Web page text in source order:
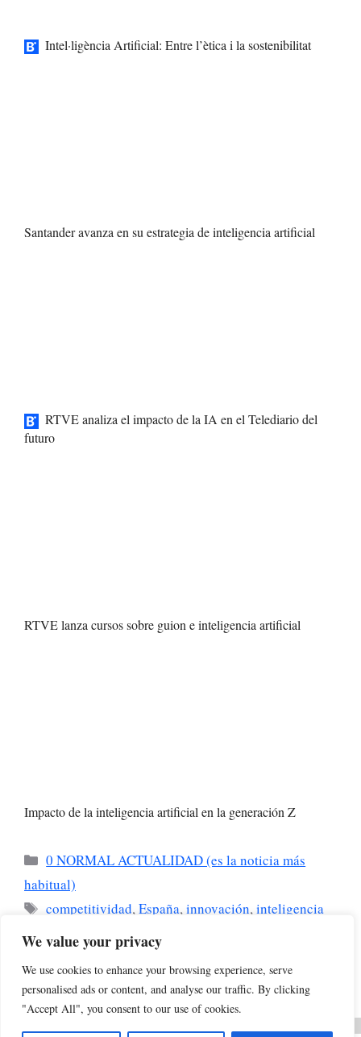
We value your privacy
We use cookies to enhance your browsing experience, serve
personalised ads or content, and analyse our traffic. By clicking
"Accept All", you consent to our use of cookies.
Intel·ligència Artificial: Entre l’ètica i la sostenibilitat
Santander avanza en su estrategia de inteligencia artificial
RTVE analiza el impacto de la IA en el Telediario del
futuro
RTVE lanza cursos sobre guion e inteligencia artificial
Impacto de la inteligencia artificial en la generación Z
Categorías
0 NORMAL ACTUALIDAD (es la noticia más
habitual)
Etiquetas
competitividad,España,innovación,inteligencia
artificial
tecnología
La IA holográfica Project AVA de Razer